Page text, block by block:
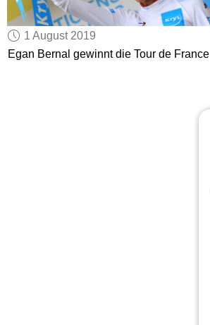
1 August 2019
Egan Bernal gewinnt die Tour de France